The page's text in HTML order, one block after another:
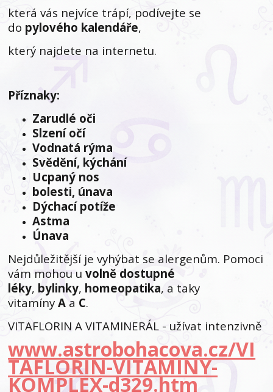
která vás nejvíce trápí, podívejte se
do pylového kalendáře,
který najdete na internetu.
Příznaky:
Zarudlé oči
Slzení očí
Vodnatá rýma
Svědění, kýchání
Ucpaný nos
bolesti, únava
Dýchací potíže
Astma
Únava
Nejdůležitější je vyhýbat se alergenům. Pomoci
vám mohou uvolně dostupné
léky, bylinky, homeopatika, a taky
vitamínyA a C.
VITAFLORIN A VITAMINERÁL - užívat intenzivně
www.astrobohacova.cz/VI
TAFLORIN-VITAMINY-
KOMPLEX-d329.htm